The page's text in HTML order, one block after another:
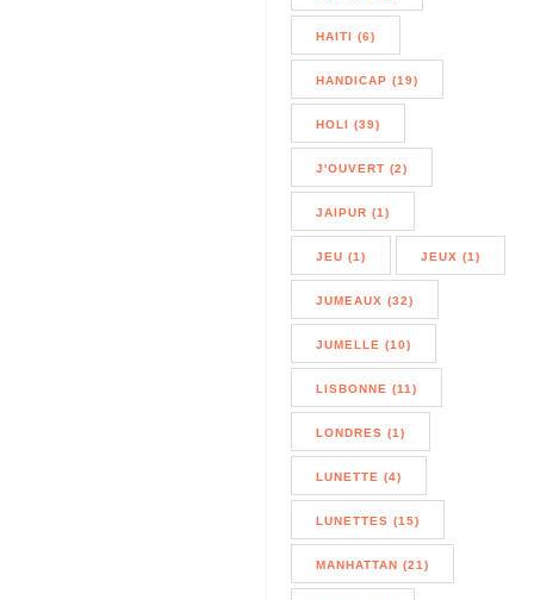
HAITI (6)
HANDICAP (19)
HOLI (39)
J'OUVERT (2)
JAIPUR (1)
JEU (1) JEUX (1)
JUMEAUX (32)
JUMELLE (10)
LISBONNE (11)
LONDRES (1)
LUNETTE (4)
LUNETTES (15)
MANHATTAN (21)